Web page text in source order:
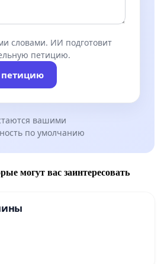
словами. ИИ подготовит
петицию.
петицию
вашими
по умолчанию
могут вас заинтересовать